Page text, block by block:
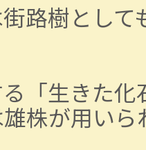
路樹として
「生きた化
株が用いら